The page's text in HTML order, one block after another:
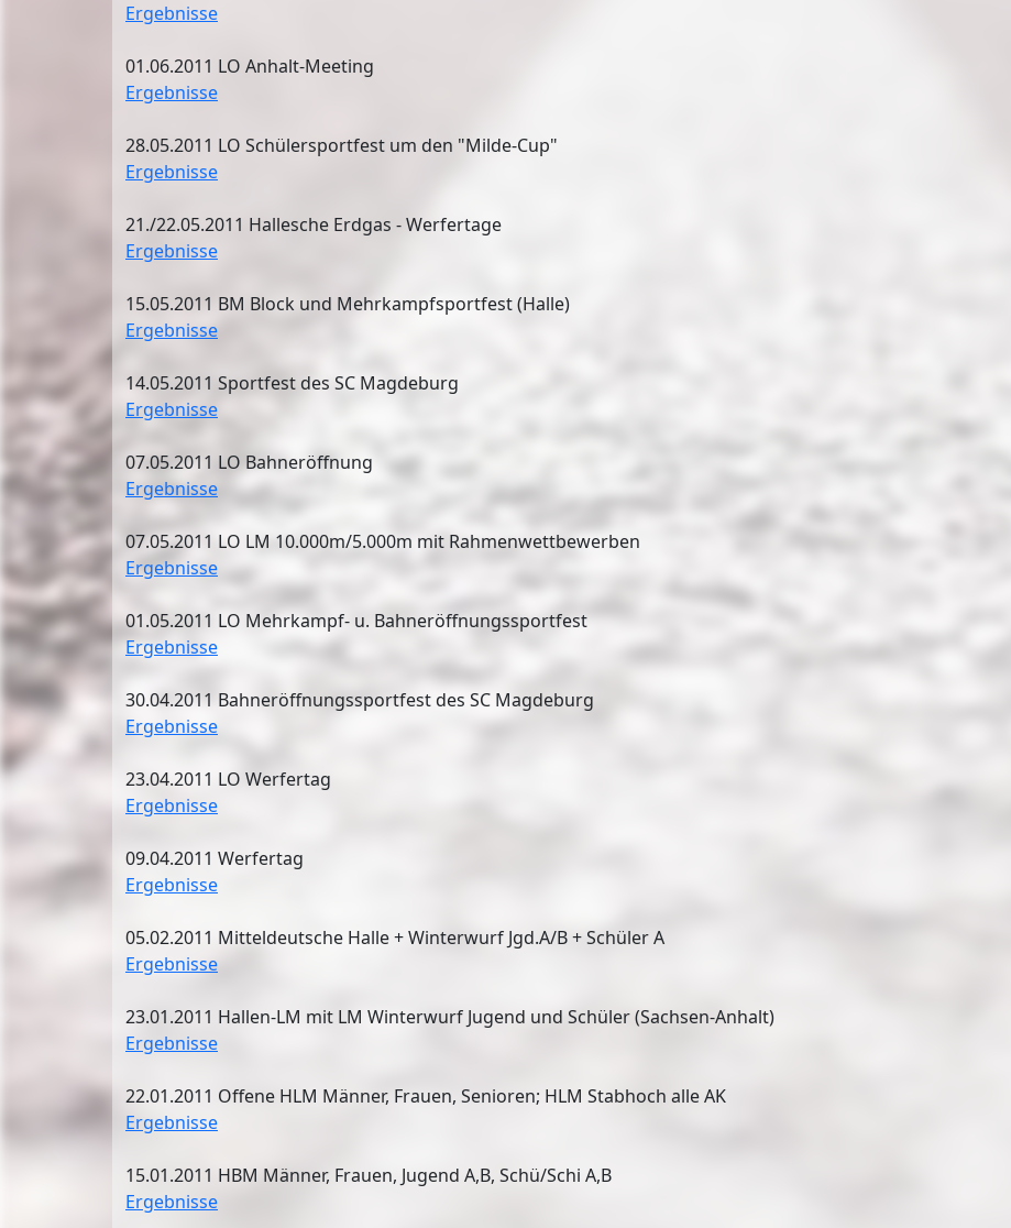
Ergebnisse
01.06.2011 LO Anhalt-Meeting
Ergebnisse
28.05.2011 LO Schülersportfest um den "Milde-Cup"
Ergebnisse
21./22.05.2011 Hallesche Erdgas - Werfertage
Ergebnisse
15.05.2011 BM Block und Mehrkampfsportfest (Halle)
Ergebnisse
14.05.2011 Sportfest des SC Magdeburg
Ergebnisse
07.05.2011 LO Bahneröffnung
Ergebnisse
07.05.2011 LO LM 10.000m/5.000m mit Rahmenwettbewerben
Ergebnisse
01.05.2011 LO Mehrkampf- u. Bahneröffnungssportfest
Ergebnisse
30.04.2011 Bahneröffnungssportfest des SC Magdeburg
Ergebnisse
23.04.2011 LO Werfertag
Ergebnisse
09.04.2011 Werfertag
Ergebnisse
05.02.2011 Mitteldeutsche Halle + Winterwurf Jgd.A/B + Schüler A
Ergebnisse
23.01.2011 Hallen-LM mit LM Winterwurf Jugend und Schüler (Sachsen-Anhalt)
Ergebnisse
22.01.2011 Offene HLM Männer, Frauen, Senioren; HLM Stabhoch alle AK
Ergebnisse
15.01.2011 HBM Männer, Frauen, Jugend A,B, Schü/Schi A,B
Ergebnisse